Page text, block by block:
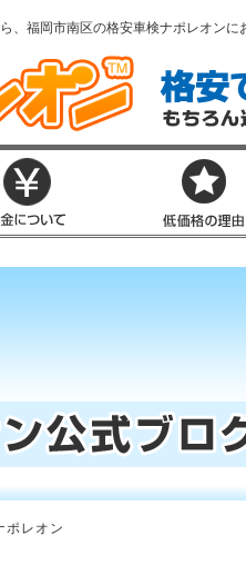
、福岡市南区の格安車検ナポレオンに
レオン